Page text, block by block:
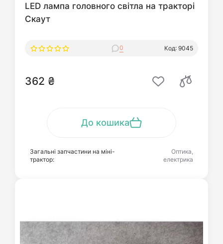
LED лампа головного світла на тракторі
Скаут
0 Код: 9045
362 ₴
До кошика
Загальні запчастини на міні-
трактор:
Оптика,
електрика